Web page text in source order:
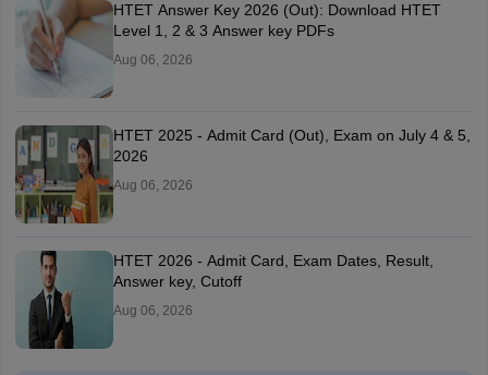
HTET Answer Key 2026 (Out): Download HTET
Level 1, 2 & 3 Answer key PDFs
Aug 06, 2026
HTET 2025 - Admit Card (Out), Exam on July 4 & 5,
2026
Aug 06, 2026
HTET 2026 - Admit Card, Exam Dates, Result,
Answer key, Cutoff
Aug 06, 2026